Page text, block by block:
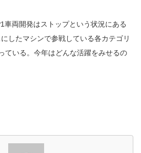
両開発はストップという状況にある
したマシンで参戦している各カテゴリ
ている。今年はどんな活躍をみせるの